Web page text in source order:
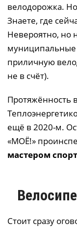
велодорожка.
Знаете, где
Невероятно, но
муниципальные
приличную
не в счёт).
Протяжённость
ещё в 2020-м.
«МОЁ!»
мастером
Стоит сразу